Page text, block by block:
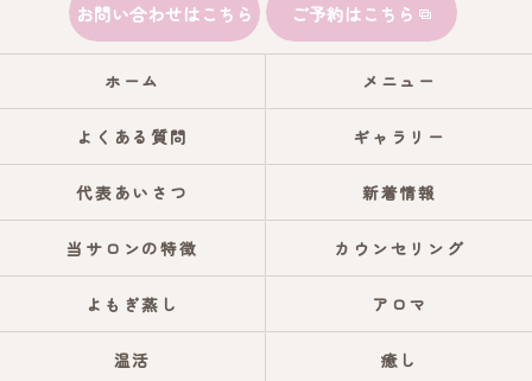
お問い合わせはこちら ご予約はこちら
ホーム メニュー
よくある質問 ギャラリー
代表あいさつ 新着情報
当サロンの特徴 カウンセリング
よもぎ蒸し アロマ
温活 癒し